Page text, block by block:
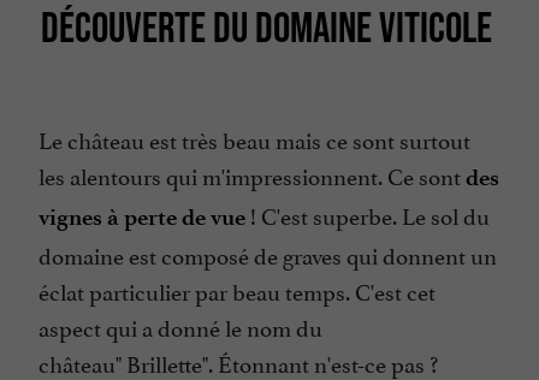
DÉCOUVERTE DU DOMAINE VITICOLE
Le château est très beau mais ce sont surtout
les alentours qui m'impressionnent. Ce sontdes
vignes à perte de vue ! C'est superbe. Le sol du
domaine est composé de graves qui donnent un
éclat particulier par beau temps. C'est cet
aspect qui a donné le nom du
château" Brillette". Étonnant n'est-ce pas ?